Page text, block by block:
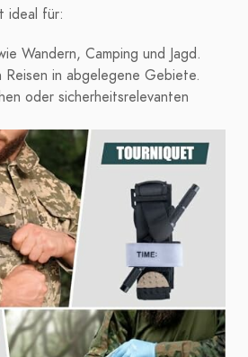
ideal für:
Wandern, Camping und Jagd.
in abgelegene Gebiete.
oder sicherheitsrelevanten